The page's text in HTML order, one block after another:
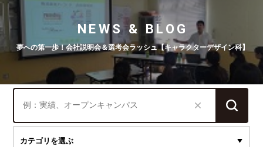
NEWS & BLOG
夢への第一歩！会社説明会＆選考会ラッシュ【キャラクターデザイン科】